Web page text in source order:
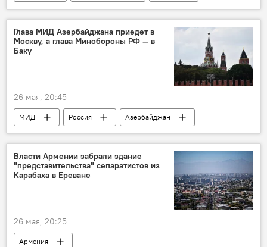
месторождение "Абшерон"
Глава МИД Азербайджана приедет в
Москву, а глава Минобороны РФ — в
Баку
26 мая, 20:45
МИД Россия
Азербайджан
МИД РФ
Москва
Баку
МИД Азербайджана
Минобороны РФ
Власти Армении забрали здание
"представительства" сепаратистов из
Карабаха в Ереване
26 мая, 20:25
Армения